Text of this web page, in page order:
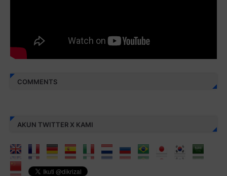
COMMENTS
AKUN TWITTER X KAMI